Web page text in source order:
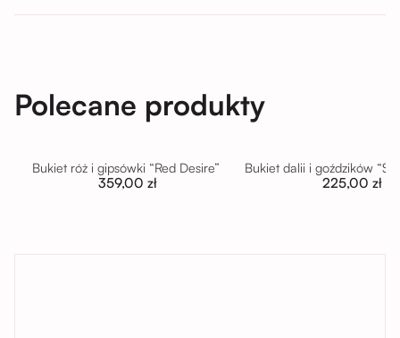
Polecane produkty
Bukiet róż i gipsówki “Red Desire”
359,00 zł
Bukiet dalii i goździków
225,00 zł